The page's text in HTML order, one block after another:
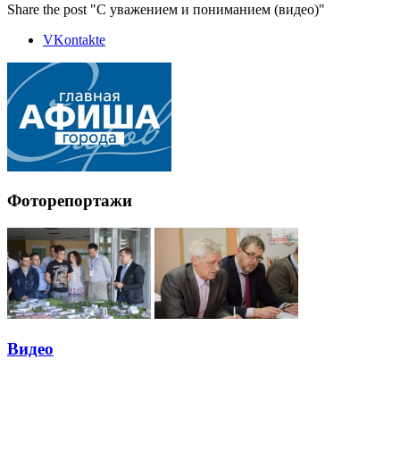
Share the post "С уважением и пониманием (видео)"
VKontakte
Фоторепортажи
Видео